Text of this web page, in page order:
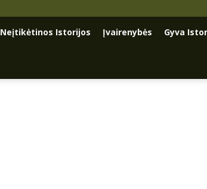
Neįtikėtinos Istorijos Įvairenybės Gyva